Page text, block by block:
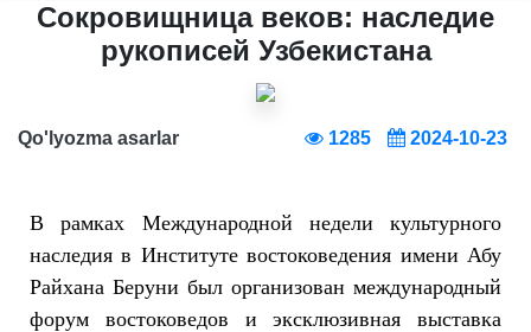
Сокровищница веков: наследие
рукописей Узбекистана
Qo'lyozma asarlar 1285 2024-10-23
В рамках Международной недели культурного
наследия в Институте востоковедения имени Абу
Райхана Беруни был организован международный
форум востоковедов и эксклюзивная выставка